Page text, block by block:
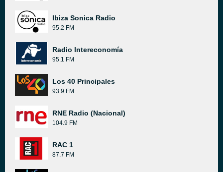
Ibiza Sonica Radio
95.2 FM
Radio Intereconomía
95.1 FM
Los 40 Principales
93.9 FM
RNE Radio (Nacional)
104.9 FM
RAC 1
87.7 FM